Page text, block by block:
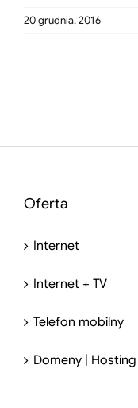
20 grudnia, 2016
Oferta
Internet
Internet + TV
Telefon mobilny
Domeny | Hosting